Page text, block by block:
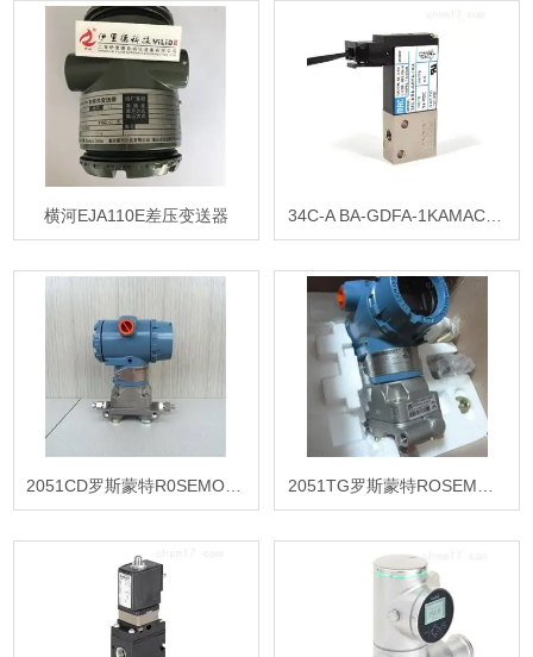
横河EJA110E差压变送器 34C-A BA-GDFA-1KAMAC电磁阀34系列
2051CD罗斯蒙特R0SEMOUN差压变送器报价 2051TG罗斯蒙特ROSEMOUN压力变送器报价